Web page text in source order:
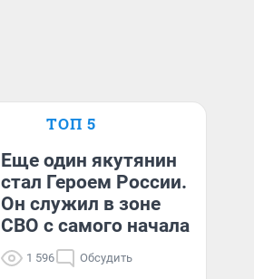
ТОП 5
Еще один якутянин
стал Героем России.
Он служил в зоне
СВО с самого начала
1 596 Обсудить